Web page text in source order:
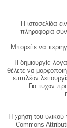
Η ιστοσελίδα
πληροφορία
Μπορείτε να
Η δημιουργία
θέλετε να
επιπλέον
Για τυχόν
Η χρήση του υλικού
Commons